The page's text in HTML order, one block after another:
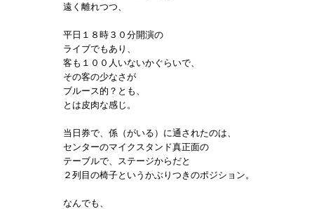
遠く離れつつ、
平日１８時３０分開演の
ライブでもあり、
客も１００人いないかぐらいで、
その客の少なさが
ブルース的？とも、
とは皮肉な感じ。
当日券で、係（がいる）に通されたのは、
センターのマイクスタンド真正面の
テーブルで、ステージからだと
２列目の椅子というかぶりつきのポジション。
なんでも、